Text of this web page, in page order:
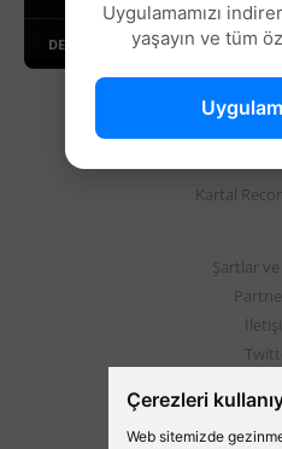
Çerezleri
Web sitemizde
DEVAMINI OKU
Kartal
Şartlar
Uygulamamızı
yaşayın ve tüm